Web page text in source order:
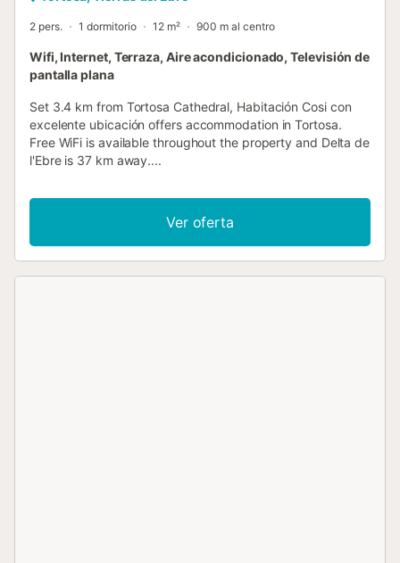
2 pers. 1 dormitorio 12 m² 900 m al centro
Wifi, Internet, Terraza, Aire acondicionado, Televisión de
pantalla plana
Set 3.4 km from Tortosa Cathedral, Habitación Cosi con
excelente ubicación offers accommodation in Tortosa.
Free WiFi is available throughout the property and Delta de
l'Ebre is 37 km away....
Ver oferta